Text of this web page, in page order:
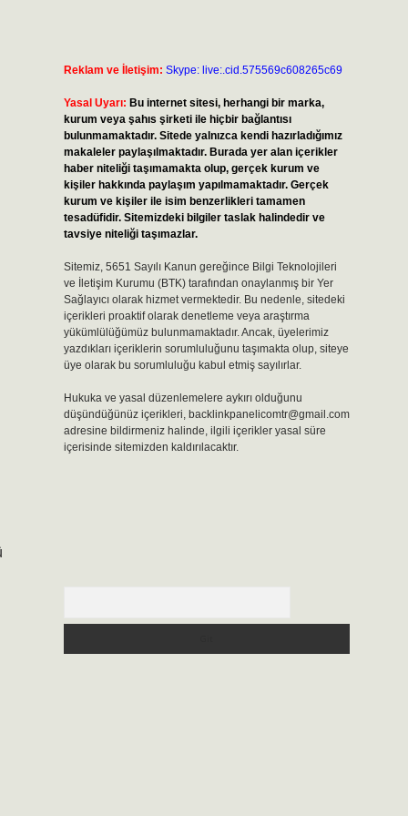
Reklam ve İletişim: Skype: live:.cid.575569c608265c69
Yasal Uyarı: Bu internet sitesi, herhangi bir marka,
kurum veya şahıs şirketi ile hiçbir bağlantısı
bulunmamaktadır. Sitede yalnızca kendi hazırladığımız
makaleler paylaşılmaktadır. Burada yer alan içerikler
haber niteliği taşımamakta olup, gerçek kurum ve
kişiler hakkında paylaşım yapılmamaktadır. Gerçek
kurum ve kişiler ile isim benzerlikleri tamamen
tesadüfidir. Sitemizdeki bilgiler taslak halindedir ve
tavsiye niteliği taşımazlar.
Sitemiz, 5651 Sayılı Kanun gereğince Bilgi Teknolojileri
ve İletişim Kurumu (BTK) tarafından onaylanmış bir Yer
Sağlayıcı olarak hizmet vermektedir. Bu nedenle, sitedeki
içerikleri proaktif olarak denetleme veya araştırma
yükümlülüğümüz bulunmamaktadır. Ancak, üyelerimiz
yazdıkları içeriklerin sorumluluğunu taşımakta olup, siteye
üye olarak bu sorumluluğu kabul etmiş sayılırlar.
Hukuka ve yasal düzenlemelere aykırı olduğunu
düşündüğünüz içerikleri, backlinkpanelicomtr@gmail.com
adresine bildirmeniz halinde, ilgili içerikler yasal süre
içerisinde sitemizden kaldırılacaktır.